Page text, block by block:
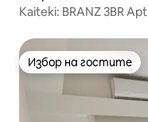
Kaiteki: BRANZ 3BR
Избор на гостите
Избор на гостите